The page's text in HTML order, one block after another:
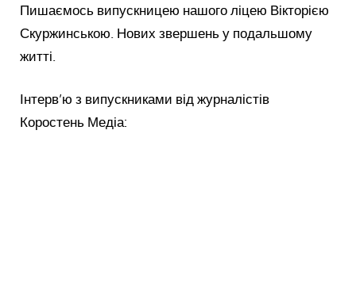
Пишаємось випускницею нашого ліцею Вікторією
Скуржинською. Нових звершень у подальшому
житті.
Інтерв’ю з випускниками від журналістів
Коростень Медіа: